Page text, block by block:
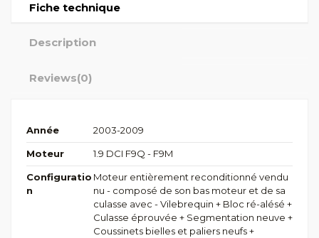
Fiche technique
Description
Reviews(0)
Année 2003-2009
Moteur 1.9 DCI F9Q - F9M
Configuratio
n
Moteur entièrement reconditionné vendu
nu - composé de son bas moteur et de sa
culasse avec - Vilebrequin + Bloc ré-alésé +
Culasse éprouvée + Segmentation neuve +
Coussinets bielles et paliers neufs +